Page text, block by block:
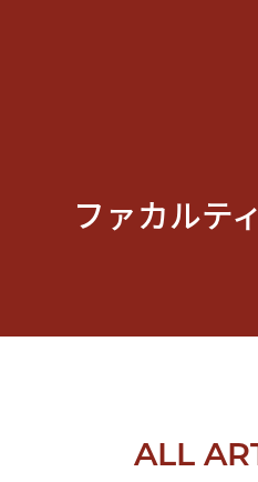
ファカルテ
ALL